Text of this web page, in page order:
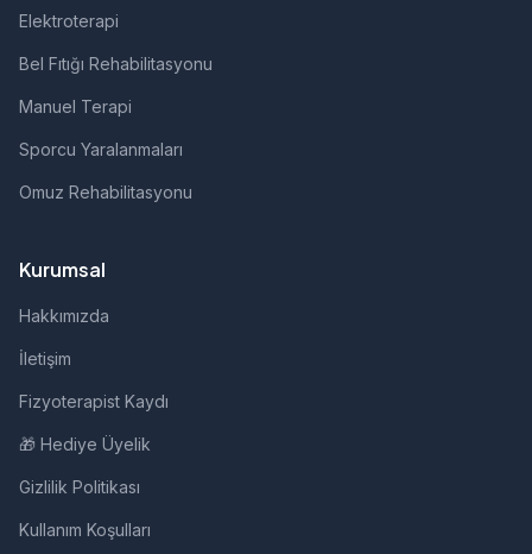
Elektroterapi
Bel Fıtığı Rehabilitasyonu
Manuel Terapi
Sporcu Yaralanmaları
Omuz Rehabilitasyonu
Kurumsal
Hakkımızda
İletişim
Fizyoterapist Kaydı
🎁 Hediye Üyelik
Gizlilik Politikası
Kullanım Koşulları